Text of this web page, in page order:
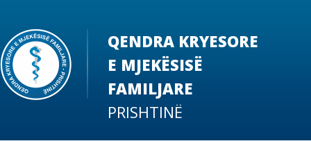
QENDRA KRYESORE
E MJEKËSISË
FAMILJARE
PRISHTINË